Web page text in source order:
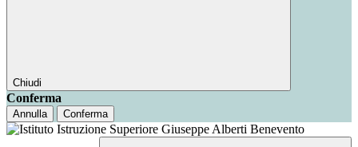
Chiudi
Conferma
Annulla Conferma